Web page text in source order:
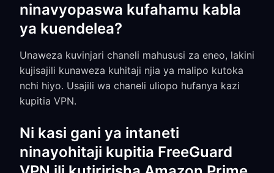
ninavyopaswa kufahamu kabla
ya kuendelea?
Unaweza kuvinjari chaneli mahususi za eneo, lakini
kujisajili kunaweza kuhitaji njia ya malipo kutoka
nchi hiyo. Usajili wa chaneli uliopo hufanya kazi
kupitia VPN.
Ni kasi gani ya intaneti
ninayohitaji kupitia FreeGuard